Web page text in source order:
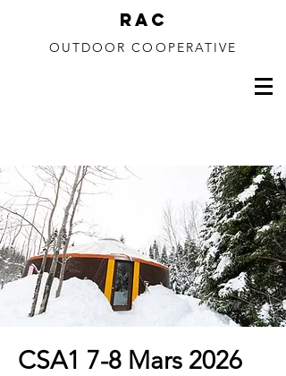
RAC
OUTDOOR COOPERATIVE
CSA1 7-8 Mars 2026